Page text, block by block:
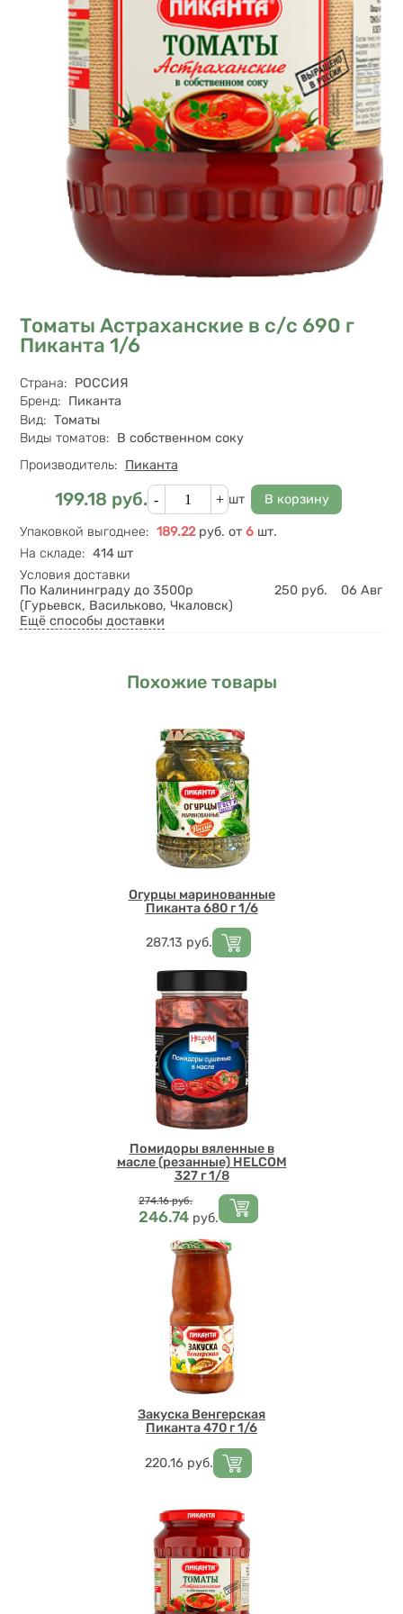
Томаты Астраханские в с/с 690 г
Пиканта 1/6
Характеристики
Страна: РОССИЯ
Бренд: Пиканта
Вид: Томаты
Виды томатов: В собственном соку
Производитель: Пиканта
Цена
199.18 руб.Кол-во шт
Упаковкой выгоднее: 189.22 руб. от 6 шт.
На складе: 414 шт
Условия доставки
По Калининграду до 3500р
(Гурьевск, Васильково, Чкаловск)
250 руб.
06 Авг
Ещё способы доставки
Похожие товары
Огурцы маринованные
Пиканта 680 г 1/6
Цена
287.13 руб.
Помидоры вяленные в
масле (резанные) HELCOM
327 г 1/8
Цена
274.16 руб.
246.74 руб.
Закуска Венгерская
Пиканта 470 г 1/6
Цена
220.16 руб.